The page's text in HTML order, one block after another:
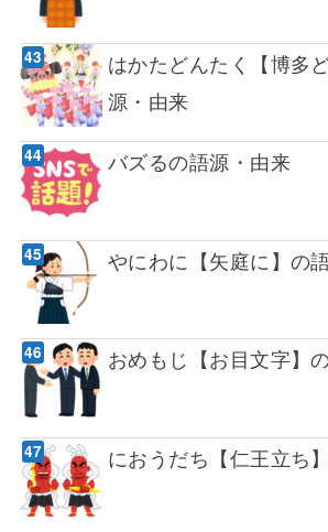
はかたどんたく【博多
源・由来
バズるの語源・由来
やにわに【矢庭に】の
おめもじ【お目文字】
におうだち【仁王立ち